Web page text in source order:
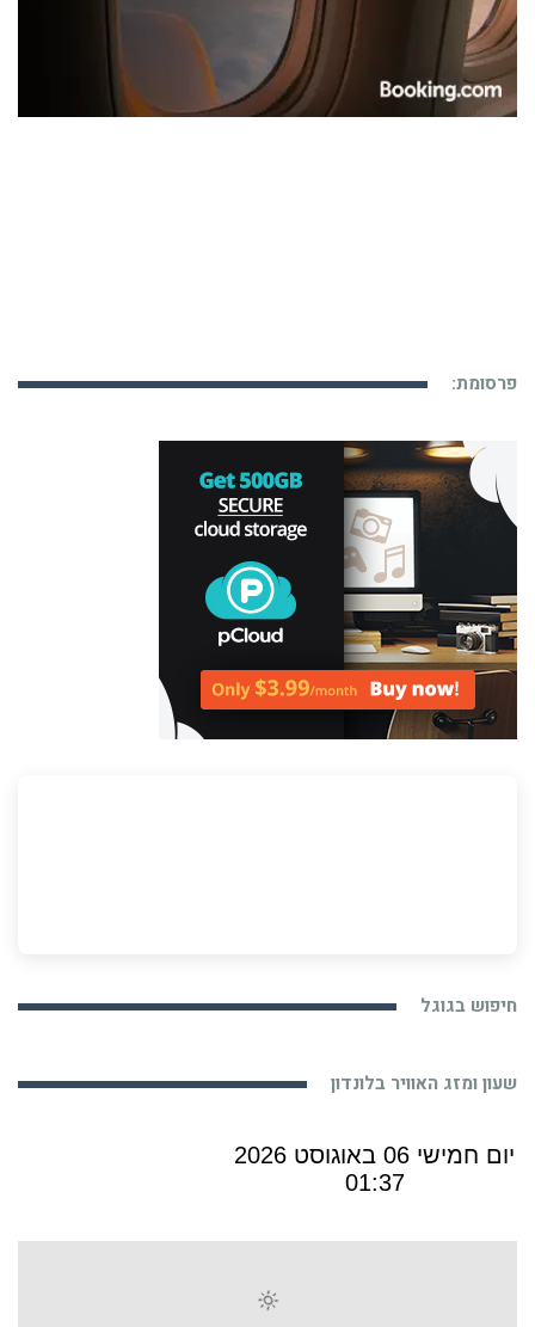
פרסומת:
חיפוש בגוגל
שעון ומזג האוויר בלונדון